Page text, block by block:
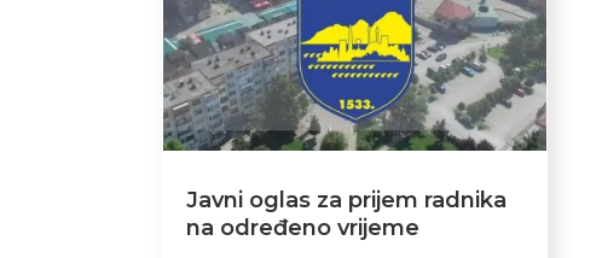
Javni oglas za prijem radnika
na određeno vrijeme